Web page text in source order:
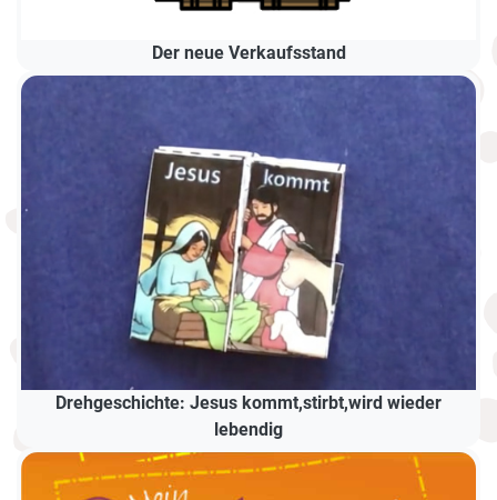
Der neue Verkaufsstand
Drehgeschichte: Jesus kommt,stirbt,wird wieder
lebendig